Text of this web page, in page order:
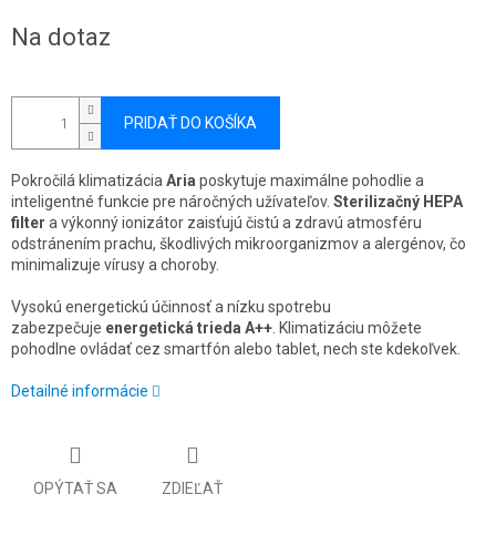
cena:
Na dotaz
PRIDAŤ DO KOŠÍKA
Pokročilá klimatizáciaAria poskytuje maximálne pohodlie a
inteligentné funkcie pre náročných užívateľov. Sterilizačný HEPA
filter a výkonný ionizátor zaisťujú čistú a zdravú atmosféru
odstránením prachu, škodlivých mikroorganizmov a alergénov, čo
minimalizuje vírusy a choroby.
Vysokú energetickú účinnosť a nízku spotrebu
zabezpečuje energetická trieda A++. Klimatizáciu môžete
pohodlne ovládať cez smartfón alebo tablet, nech ste kdekoľvek.
Detailné informácie
OPÝTAŤ SA ZDIEĽAŤ